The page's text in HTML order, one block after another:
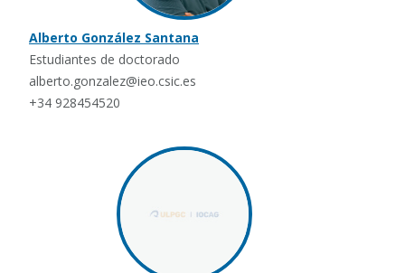
Alberto González Santana
Estudiantes de doctorado
alberto.gonzalez@ieo.csic.es
+34 928454520